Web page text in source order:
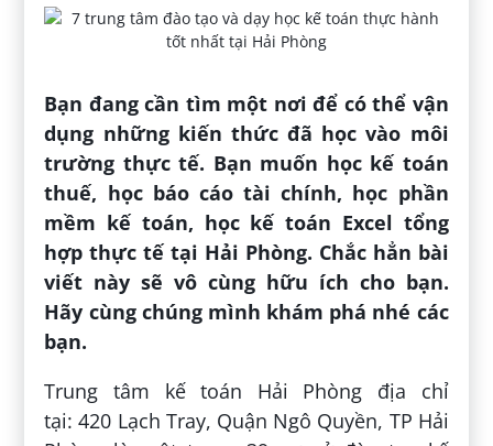
Bạn đang cần tìm một nơi để có thể vận
dụng những kiến thức đã học vào môi
trường thực tế. Bạn muốn học kế toán
thuế, học báo cáo tài chính, học phần
mềm kế toán, học kế toán Excel tổng
hợp thực tế tại Hải Phòng. Chắc hẳn bài
viết này sẽ vô cùng hữu ích cho bạn.
Hãy cùng chúng mình khám phá nhé các
bạn.
Trung tâm kế toán Hải Phòng địa chỉ
tại: 420 Lạch Tray, Quận Ngô Quyền, TP Hải